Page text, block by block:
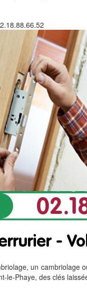
un cambriolage
le-Phaye, des clés